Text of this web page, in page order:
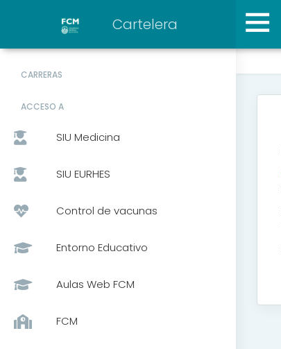
Cartelera
CARRERAS
ACCESO A
SIU Medicina
SIU EURHES
Control de vacunas
Entorno Educativo
Aulas Web FCM
FCM